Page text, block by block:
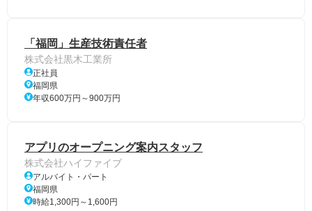
「福岡」生産技術責任者
株式会社黒木工業所
正社員
福岡県
年収600万円～900万円
アプリのオープニング案内スタッフ
株式会社ハイファイブ
アルバイト・パート
福岡県
時給1,300円～1,600円